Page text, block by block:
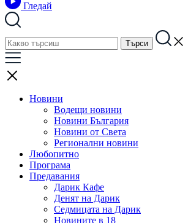
Гледай
Новини
Водещи новини
Новини България
Новини от Света
Регионални новини
Любопитно
Програма
Предавания
Дарик Кафе
Денят на Дарик
Седмицата на Дарик
Новините в 18